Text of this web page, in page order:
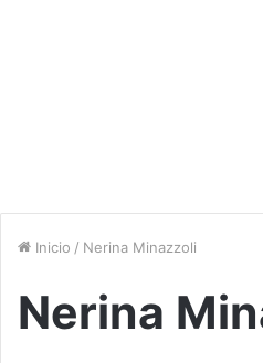
Inicio / Nerina Minazzoli
Nerina